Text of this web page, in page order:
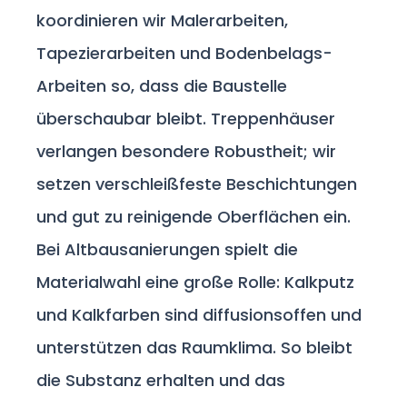
koordinieren wir Malerarbeiten,
Tapezierarbeiten und Bodenbelags-
Arbeiten so, dass die Baustelle
überschaubar bleibt. Treppenhäuser
verlangen besondere Robustheit; wir
setzen verschleißfeste Beschichtungen
und gut zu reinigende Oberflächen ein.
Bei Altbausanierungen spielt die
Materialwahl eine große Rolle: Kalkputz
und Kalkfarben sind diffusionsoffen und
unterstützen das Raumklima. So bleibt
die Substanz erhalten und das